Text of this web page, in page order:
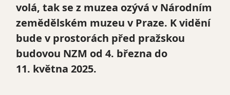
volá, tak se z muzea ozývá v Národním
zemědělském muzeu v Praze. K vidění
bude v prostorách před pražskou
budovou NZM od 4. března do
11. května 2025.